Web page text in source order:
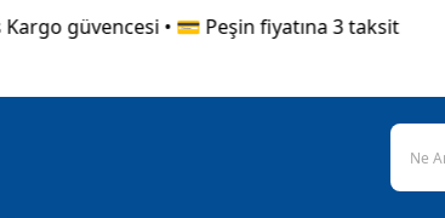
güvencesi • 💳 Peşin fiyatına 3 taksit